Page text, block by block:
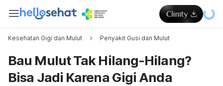
Kesehatan Gigi dan Mulut Penyakit Gusi dan Mulut
Bau Mulut Tak Hilang-Hilang?
Bisa Jadi Karena Gigi Anda